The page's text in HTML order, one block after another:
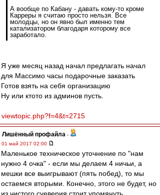
А вообще по Кабану - давать кому-то кроме
Карреры я считаю просто нельзя. Все
молодцы, но он явно был именно тем
катализатором благодаря которому все
заработало.
Я уже месяц назад начал предлагать начал
для Массимо часы подарочные заказать
Готов взять на себя организацию
Ну или ктото из админов пусть.
viewtopic.php?f=4&t=2715
Лишённый профайла -
01 май 2017 02:00
Маленькое техническое уточнение по "нам
нужно 4 очка" - если мы делаем 4 ничьи, а
мешки все выигрывают (пять побед), то мы
остаемся вторыми. Конечно, этого не будет, но